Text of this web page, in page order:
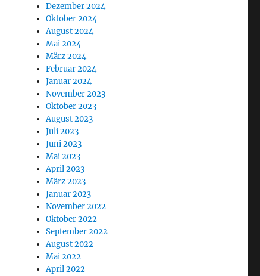
Dezember 2024
Oktober 2024
August 2024
Mai 2024
März 2024
Februar 2024
Januar 2024
November 2023
Oktober 2023
August 2023
Juli 2023
Juni 2023
Mai 2023
April 2023
März 2023
Januar 2023
November 2022
Oktober 2022
September 2022
August 2022
Mai 2022
April 2022